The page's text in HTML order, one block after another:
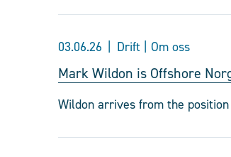
03.06.26 Drift | Om oss
Mark Wildon is Offshore
Wildon arrives from the